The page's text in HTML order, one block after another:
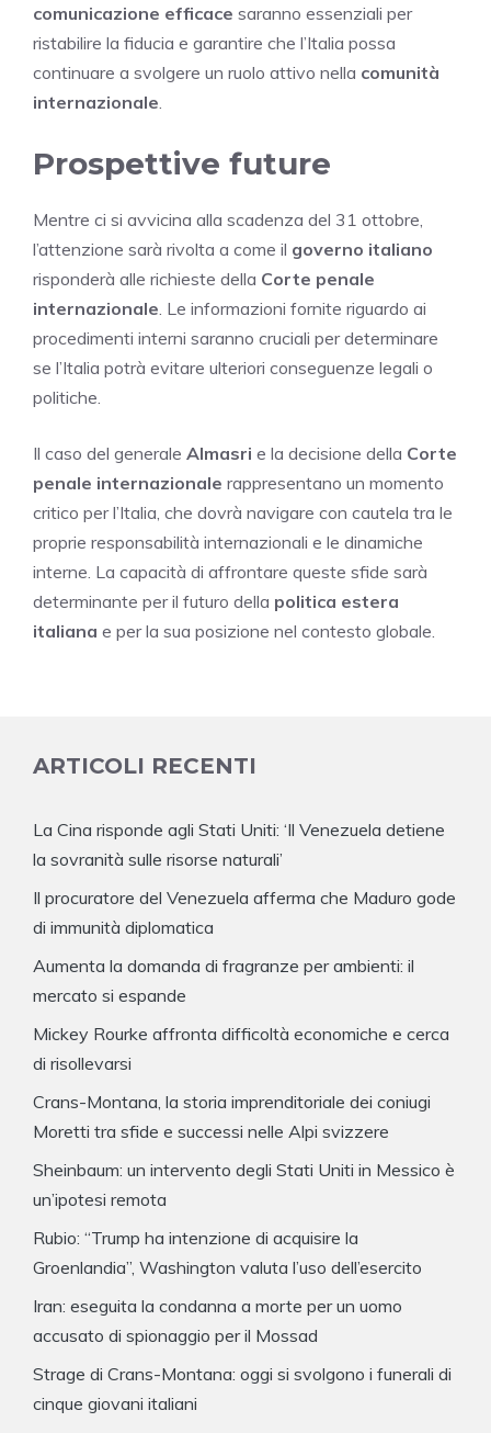
comunicazione efficace saranno essenziali per
ristabilire la fiducia e garantire che l’Italia possa
continuare a svolgere un ruolo attivo nella comunità
internazionale
Prospettive future
Mentre ci si avvicina alla scadenza del 31 ottobre,
l’attenzione sarà rivolta a come il governo italiano
risponderà alle richieste della Corte penale
internazionale . Le informazioni fornite riguardo ai
procedimenti interni saranno cruciali per determinare
se l’Italia potrà evitare ulteriori conseguenze legali o
politiche.
Il caso del generale Almasri e la decisione della Corte
penale internazionale rappresentano un momento
critico per l’Italia, che dovrà navigare con cautela tra le
proprie responsabilità internazionali e le dinamiche
interne. La capacità di affrontare queste sfide sarà
determinante per il futuro della politica estera
italiana e per la sua posizione nel contesto globale.
ARTICOLI RECENTI
La Cina risponde agli Stati Uniti: ‘Il Venezuela detiene
la sovranità sulle risorse naturali’
Il procuratore del Venezuela afferma che Maduro gode
di immunità diplomatica
Aumenta la domanda di fragranze per ambienti: il
mercato si espande
Mickey Rourke affronta difficoltà economiche e cerca
di risollevarsi
Crans-Montana, la storia imprenditoriale dei coniugi
Moretti tra sfide e successi nelle Alpi svizzere
Sheinbaum: un intervento degli Stati Uniti in Messico è
un’ipotesi remota
Rubio: “Trump ha intenzione di acquisire la
Groenlandia”, Washington valuta l’uso dell’esercito
Iran: eseguita la condanna a morte per un uomo
accusato di spionaggio per il Mossad
Strage di Crans-Montana: oggi si svolgono i funerali di
cinque giovani italiani